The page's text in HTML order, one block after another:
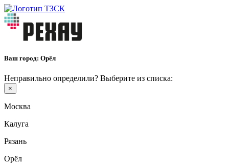
Ваш город: Орёл
Неправильно определили? Выберите из списка:
×
Москва
Калуга
Рязань
Орёл